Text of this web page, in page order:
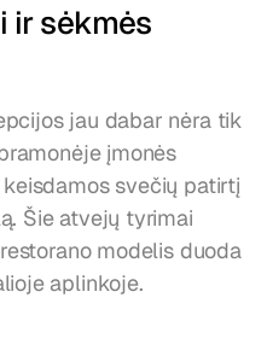
ir sėkmės
jau dabar nėra tik
įmonės
svečių patirtį
Šie atvejų tyrimai
modelis duoda
aplinkoje.